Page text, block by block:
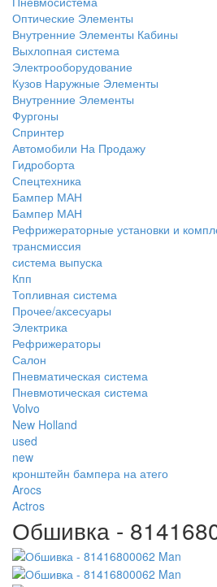
Оптические Элементы
Внутренние Элементы Кабины
Выхлопная система
Электрооборудование
Кузов Наружные Элементы
Внутренние Элементы
Фургоны
Спринтер
Автомобили На Продажу
Гидроборта
Спецтехника
Бампер МАН
Бампер МАН
Рефрижераторные установки и
трансмиссия
система выпуска
Кпп
Топливная система
Прочее/аксесуары
Электрика
Рефрижераторы
Салон
Пневматическая система
Пневмотическая система
Volvo
New Holland
used
new
кронштейн бампера на атего
Arocs
Actros
Обшивка -